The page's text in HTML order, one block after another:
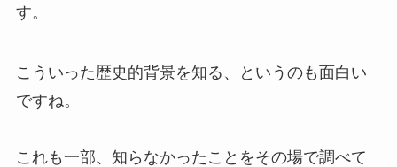
す。
こういった歴史的背景を知る、というのも面白い
ですね。
これも一部、知らなかったことをその場で調べて